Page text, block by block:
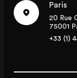
Paris
20 Rue
75001
+33 (1)